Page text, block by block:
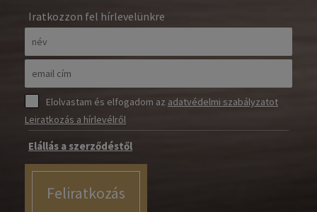
Iratkozzon fel hírlevelünkre
Elolvastam és elfogadom az adatvédelmi szabályzatot
Leiratkozás a hírlevélről
Elállás a szerződéstől
Feliratkozás